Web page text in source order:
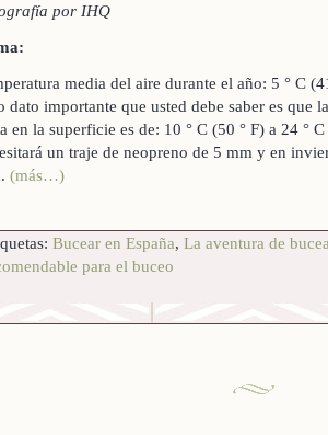
por IHQ
media del aire durante el año: 5 ° C
dato importante que usted debe saber es que
en la superficie es de: 10 ° C (50 ° F) a 24 °
un traje de neopreno de 5 mm y en
(más…)
Bucear en España, La aventura de
para el buceo